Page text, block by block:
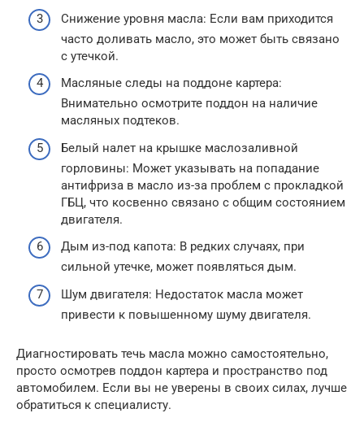
Снижение уровня масла: Если вам приходится
часто доливать масло, это может быть связано
с утечкой.
Масляные следы на поддоне картера:
Внимательно осмотрите поддон на наличие
масляных подтеков.
Белый налет на крышке маслозаливной
горловины: Может указывать на попадание
антифриза в масло из-за проблем с прокладкой
ГБЦ, что косвенно связано с общим состоянием
двигателя.
Дым из-под капота: В редких случаях, при
сильной утечке, может появляться дым.
Шум двигателя: Недостаток масла может
привести к повышенному шуму двигателя.
Диагностировать течь масла можно самостоятельно,
просто осмотрев поддон картера и пространство под
автомобилем. Если вы не уверены в своих силах, лучше
обратиться к специалисту.